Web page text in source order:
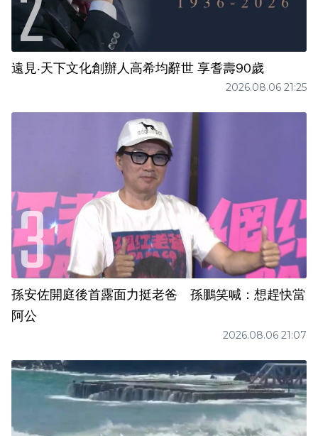
遠見‧天下文化創辦人高希均辭世 享耆壽90歲
2026.08.06 21:25
孫安佐開庭後首露面力挺老爸 孫鵬笑喊：想趕快當
阿公
2026.08.06 21:07